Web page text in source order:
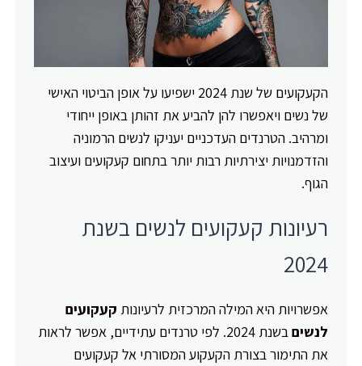
הקעקועים של שנת 2024 ישפיעו על אופן הביטוי האישי
של נשים ויאפשרו להן להביע את זהותן באופן ייחודי
ומרהיב. הטרנדים העדכניים יעניקו לנשים הרמוניה
והזדמנויות יצירתיות רבות יותר בתחום קעקועים ועיצוב
הגוף.
רעיונות קעקועים לנשים בשנת
2024
אפשרויות היא המילה המרכזית לרעיונות קעקועים
לנשים
בשנת 2024. לפי טרנדים עתידיים, אפשר לראות
את התימור בצורת הקעקוע המסורתי אל קעקועים